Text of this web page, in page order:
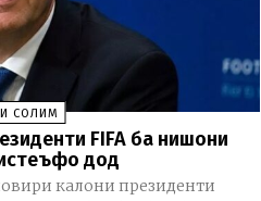
СОЛИМ
FIFA ба нишони
дод
калони президенти